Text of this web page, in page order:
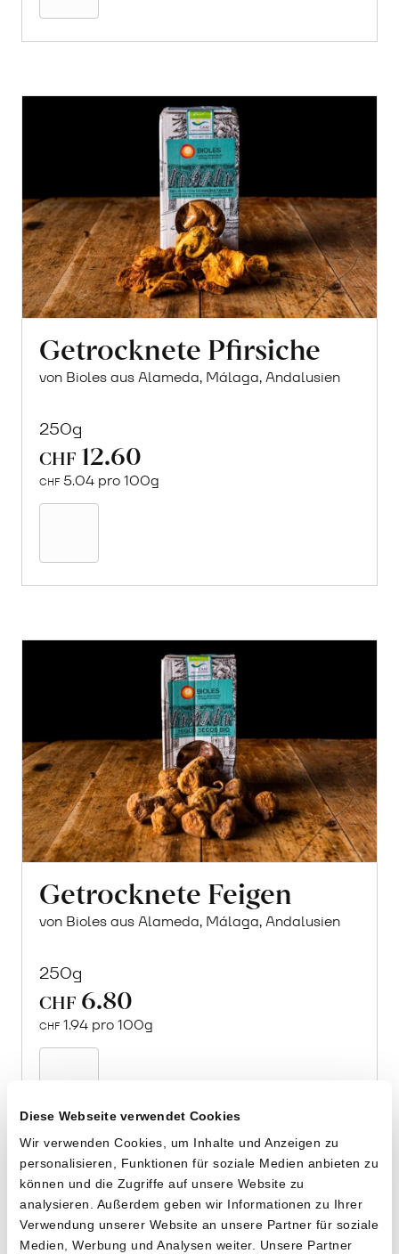
Diese Webseite verwendet Cookies
Wir verwenden Cookies, um Inhalte und Anzeigen zu
personalisieren, Funktionen für soziale Medien anbieten zu
können und die Zugriffe auf unsere Website zu
analysieren. Außerdem geben wir Informationen zu Ihrer
Verwendung unserer Website an unsere Partner für soziale
Medien, Werbung und Analysen weiter. Unsere Partner
Getrocknete Pfirsiche
von Bioles aus Alameda, Málaga, Andalusien
250g
CHF 12.60
CHF 5.04 pro 100g
Getrocknete Feigen
von Bioles aus Alameda, Málaga, Andalusien
250g
CHF 6.80
CHF 1.94 pro 100g